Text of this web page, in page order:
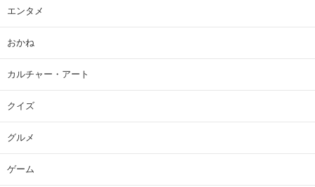
エンタメ
おかね
カルチャー・アート
クイズ
グルメ
ゲーム